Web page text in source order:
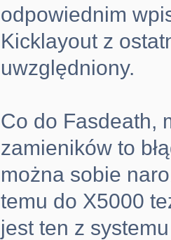
odpowiednim
Kicklayout z
uwzględniony.
Co do Fasdeath,
zamieników to
można sobie
temu do X5000
jest ten z